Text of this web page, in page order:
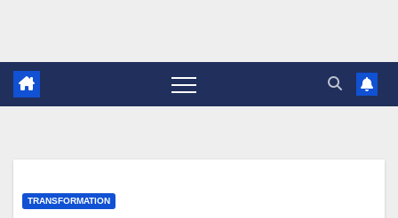
TRANSFORMATION